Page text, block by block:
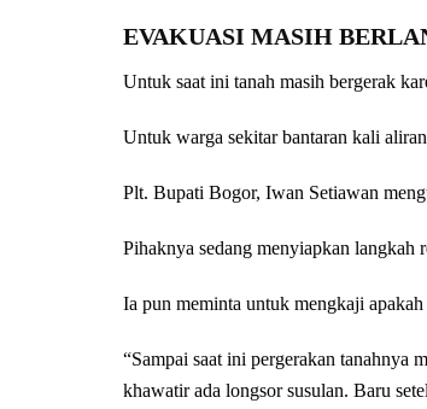
EVAKUASI MASIH
Untuk saat ini tanah masih bergerak
Untuk warga sekitar bantaran kali
Plt. Bupati Bogor, Iwan Setiawan
Pihaknya sedang menyiapkan langkah
Ia pun meminta untuk mengkaji
“Sampai saat ini pergerakan tanahnya
khawatir ada longsor susulan. Baru